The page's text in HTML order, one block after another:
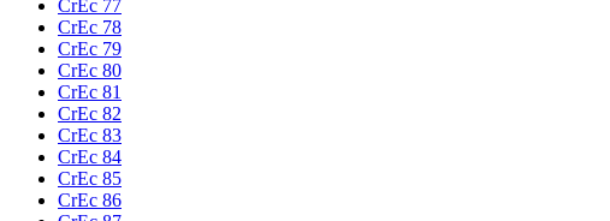
CrEc 77
CrEc 78
CrEc 79
CrEc 80
CrEc 81
CrEc 82
CrEc 83
CrEc 84
CrEc 85
CrEc 86